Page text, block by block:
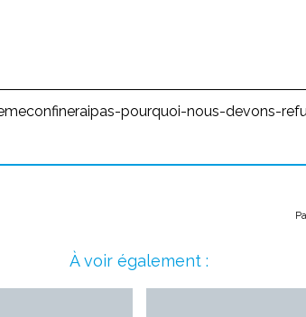
pourquoi-nous-devons-
À voir également :